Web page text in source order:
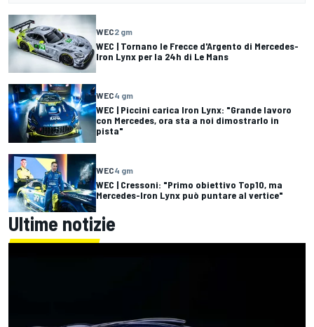
WEC2 gm
WEC | Tornano le Frecce d'Argento di Mercedes-
Iron Lynx per la 24h di Le Mans
WEC4 gm
WEC | Piccini carica Iron Lynx: "Grande lavoro
con Mercedes, ora sta a noi dimostrarlo in
pista"
WEC4 gm
WEC | Cressoni: "Primo obiettivo Top10, ma
Mercedes-Iron Lynx può puntare al vertice"
Ultime notizie